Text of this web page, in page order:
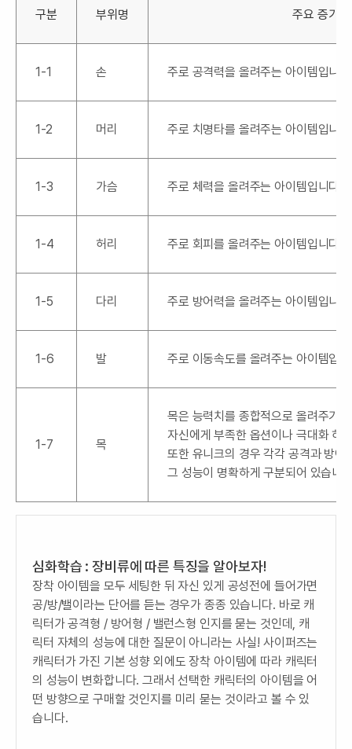
구분 부위명 주요 증가
1-1 손 주로 공격력을 올려주는 아이템입니
1-2 머리 주로 치명타를 올려주는 아이템입니
1-3 가슴 주로 체력을 올려주는 아이템입니다.
1-4 허리 주로 회피를 올려주는 아이템입니다.
1-5 다리 주로 방어력을 올려주는 아이템입니
1-6 발 주로 이동속도를 올려주는 아이템입
1-7 목
목은 능력치를 종합적으로 올려주기
자신에게 부족한 옵션이나 극대화 하
또한 유니크의 경우 각각 공격과 방어
그 성능이 명확하게 구분되어 있습니
심화학습 : 장비류에 따른 특징을 알아보자!
장착 아이템을 모두 세팅한 뒤 자신 있게 공성전에 들어가면
공/방/밸이라는 단어를 듣는 경우가 종종 있습니다. 바로 캐
릭터가 공격형 / 방어형 / 밸런스형 인지를 묻는 것인데, 캐
릭터 자체의 성능에 대한 질문이 아니라는 사실! 사이퍼즈는
캐릭터가 가진 기본 성향 외에도 장착 아이템에 따라 캐릭터
의 성능이 변화합니다. 그래서 선택한 캐릭터의 아이템을 어
떤 방향으로 구매할 것인지를 미리 묻는 것이라고 볼 수 있
습니다.